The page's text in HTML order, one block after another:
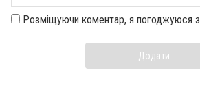
Розміщуючи коментар, я погоджуюся з
Додати